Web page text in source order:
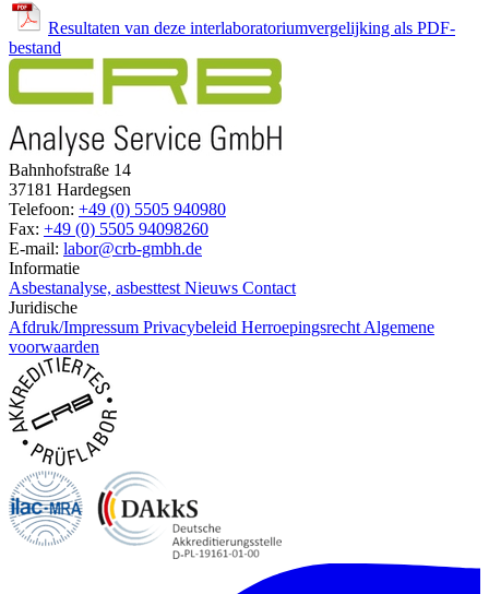
Resultaten van deze interlaboratoriumvergelijking als PDF-
bestand
Bahnhofstraße 14
37181 Hardegsen
Telefoon: +49 (0) 5505 940980
Fax: +49 (0) 5505 94098260
E-mail: labor@crb-gmbh.de
Informatie
Asbestanalyse, asbesttest Nieuws Contact
Juridische
Afdruk/Impressum Privacybeleid Herroepingsrecht Algemene
voorwaarden